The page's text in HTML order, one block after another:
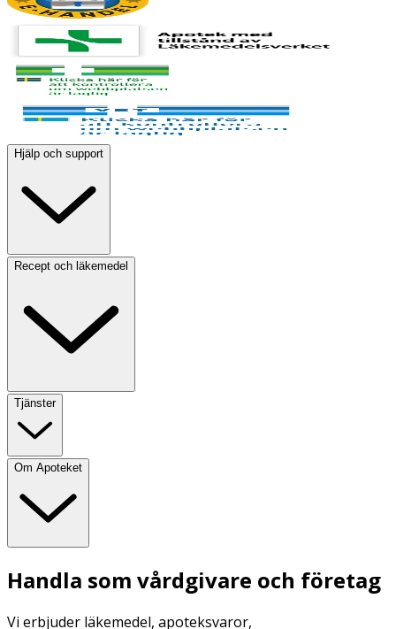
Hjälp och support
Recept och läkemedel
Tjänster
Om Apoteket
Handla som vårdgivare och företag
Vi erbjuder läkemedel, apoteksvaror,